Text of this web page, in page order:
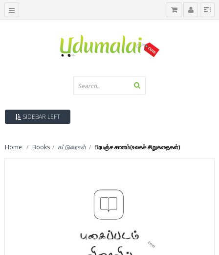
SIDEBAR LEFT
Home Books கட்டுரைகள் பிரபஞ்ச கானம்(உலகச் சிறுகதைகள்)